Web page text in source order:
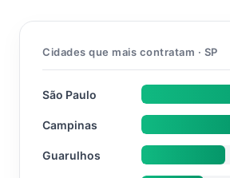
Cidades que mais contratam · SP
São Paulo
Campinas
Guarulhos